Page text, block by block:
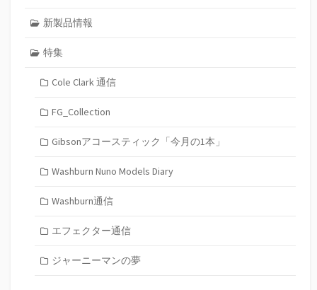
新製品情報
特集
Cole Clark 通信
FG_Collection
Gibsonアコースティック「今月の1本」
Washburn Nuno Models Diary
Washburn通信
エフェクター通信
ジャーニーマンの夢